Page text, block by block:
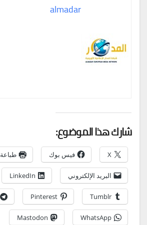
almadar
شارك هذا الموضوع:
X فيس بوك طباعة
البريد الإلكتروني LinkedIn
Tumblr
Pinterest
WhatsApp
Mastodon